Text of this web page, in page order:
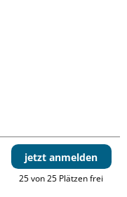
jetzt anmelden
25 von 25 Plätzen frei